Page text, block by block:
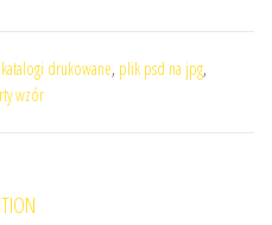
katalogi drukowane, plik psd na jpg,
wzór